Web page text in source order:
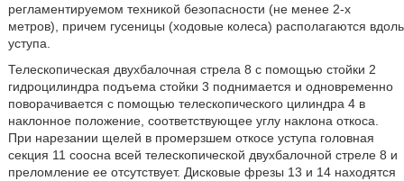
регламентируемом техникой безопасности (не менее 2-х
метров), причем гусеницы (ходовые колеса) располагаются вдоль
уступа.
Телескопическая двухбалочная стрела 8 с помощью стойки 2
гидроцилиндра подъема стойки 3 поднимается и одновременно
поворачивается с помощью телескопического цилиндра 4 в
наклонное положение, соответствующее углу наклона откоса.
При нарезании щелей в промерзшем откосе уступа головная
секция 11 соосна всей телескопической двухбалочной стреле 8 и
преломление ее отсутствует. Дисковые фрезы 13 и 14 находятся